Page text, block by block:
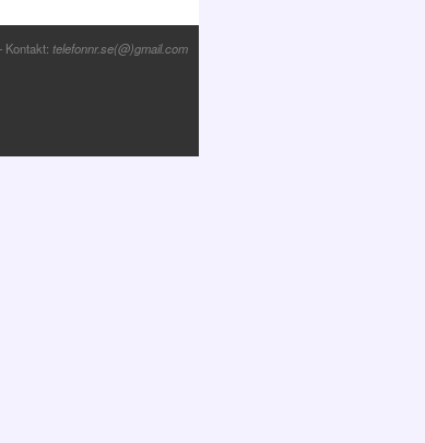
Kontakt: telefonnr.se(@)gmail.com